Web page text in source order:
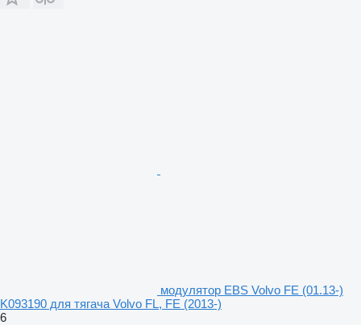
модулятор EBS Volvo FE (01.13-)
K093190 для тягача Volvo FL, FE (2013-)
6